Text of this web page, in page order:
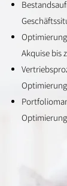
Akquise bis
Optimierung
Optimierung